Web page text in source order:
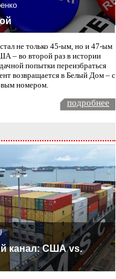
не только 45-ым, но и 47-ым
– во второй раз в истории
попытки переизбраться
возвращается в Белый Дом – с
номером.
подробнее
канал: США vs.